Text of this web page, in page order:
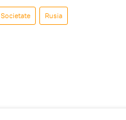
Societate Rusia